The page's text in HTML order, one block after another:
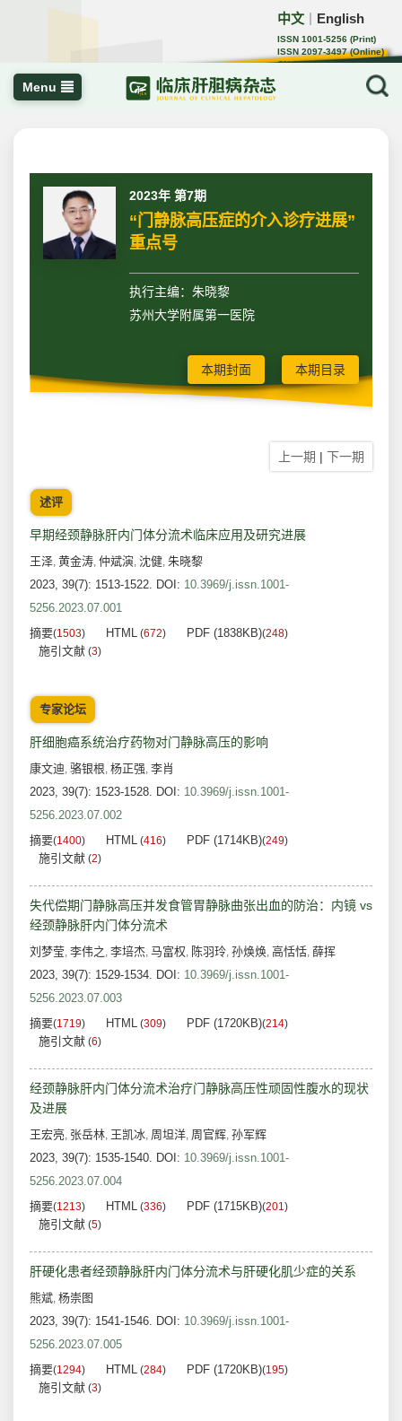
中文 English
ISSN 1001-5256 (Print)
ISSN 2097-3497 (Online)
CN 22-1108/R
Menu
2023年 第7期
“门静脉高压症的介入诊疗进展”
重点号
执行主编：朱晓黎
苏州大学附属第一医院
本期封面 本期目录
上一期 | 下一期
述评
早期经颈静脉肝内门体分流术临床应用及研究进展
王泽, 黄金涛, 仲斌演, 沈健, 朱晓黎
2023, 39(7): 1513-1522. DOI: 10.3969/j.issn.1001-
5256.2023.07.001
摘要(1503) HTML (672) PDF (1838KB)(248)
施引文献 (3)
专家论坛
肝细胞癌系统治疗药物对门静脉高压的影响
康文迪, 骆银根, 杨正强, 李肖
2023, 39(7): 1523-1528. DOI: 10.3969/j.issn.1001-
5256.2023.07.002
摘要(1400) HTML (416) PDF (1714KB)(249)
施引文献 (2)
失代偿期门静脉高压并发食管胃静脉曲张出血的防治：内镜 vs
经颈静脉肝内门体分流术
刘梦莹, 李伟之 , 李培杰, 马富权, 陈羽玲, 孙焕焕, 高恬恬, 薛挥
2023, 39(7): 1529-1534. DOI: 10.3969/j.issn.1001-
5256.2023.07.003
摘要(1719) HTML (309) PDF (1720KB)(214)
施引文献 (6)
经颈静脉肝内门体分流术治疗门静脉高压性顽固性腹水的现状
及进展
王宏亮, 张岳林, 王凯冰, 周坦洋, 周官辉, 孙军辉
2023, 39(7): 1535-1540. DOI: 10.3969/j.issn.1001-
5256.2023.07.004
摘要(1213) HTML (336) PDF (1715KB)(201)
施引文献 (5)
肝硬化患者经颈静脉肝内门体分流术与肝硬化肌少症的关系
熊斌, 杨崇图
2023, 39(7): 1541-1546. DOI: 10.3969/j.issn.1001-
5256.2023.07.005
摘要(1294) HTML (284) PDF (1720KB)(195)
施引文献 (3)